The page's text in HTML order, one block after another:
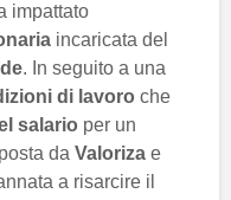
impattato
incaricata del
. In seguito a una
di lavoro che
salario per un
da Valoriza e
a risarcire il